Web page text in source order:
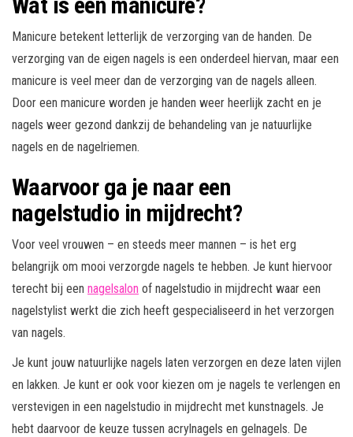
Manicure betekent letterlijk de verzorging van de handen. De
verzorging van de eigen nagels is een onderdeel hiervan, maar een
manicure is veel meer dan de verzorging van de nagels alleen.
Door een manicure worden je handen weer heerlijk zacht en je
nagels weer gezond dankzij de behandeling van je natuurlijke
nagels en de nagelriemen.
Waarvoor ga je naar een
nagelstudio in mijdrecht?
Voor veel vrouwen – en steeds meer mannen – is het erg
belangrijk om mooi verzorgde nagels te hebben. Je kunt hiervoor
terecht bij een nagelsalon of nagelstudio in mijdrecht waar een
nagelstylist werkt die zich heeft gespecialiseerd in het verzorgen
van nagels.
Je kunt jouw natuurlijke nagels laten verzorgen en deze laten vijlen
en lakken. Je kunt er ook voor kiezen om je nagels te verlengen en
verstevigen in een nagelstudio in mijdrecht met kunstnagels. Je
hebt daarvoor de keuze tussen acrylnagels en gelnagels. De